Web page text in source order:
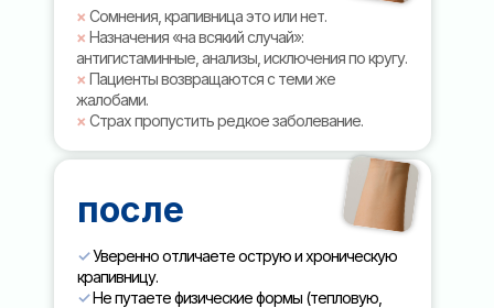
после
✓Уверенно отличаете острую и хроническую
крапивницу.
✓Не путаете физические формы (тепловую,
× Сомнения, крапивница это или нет.
× Назначения «на всякий случай»:
антигистаминные, анализы, исключения по кругу.
× Пациенты возвращаются с теми же
жалобами.
× Страх пропустить редкое заболевание.